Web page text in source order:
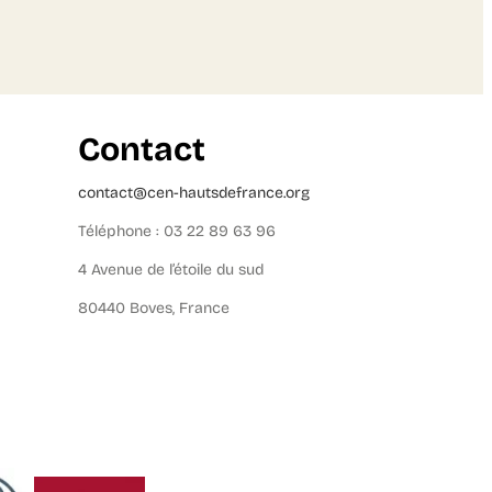
Contact
contact@cen-hautsdefrance.org
Téléphone : 03 22 89 63 96
4 Avenue de l’étoile du sud
80440 Boves, France